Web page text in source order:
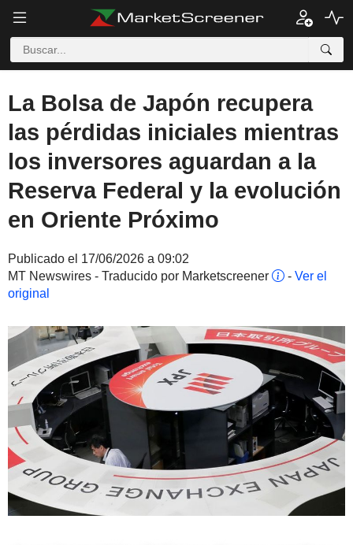
La Bolsa de Japón recupera
las pérdidas iniciales mientras
los inversores aguardan a la
Reserva Federal y la evolución
en Oriente Próximo
Publicado el 17/06/2026 a 09:02
MT Newswires - Traducido por Marketscreener
- Ver el
original